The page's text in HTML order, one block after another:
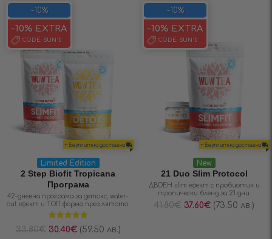
+ Безплатна доставка
-10%
-10% EXTRA
CODE: SUN10
Limited Edition
2 Step Biofit Tropicana
Програма
42-дневна програма за детокс, water-
out ефект и ТОП форма през лятото.
Оценено на
4.89от 5
33.80€ 30.40€ (59.50 лв.)
+ Безплатна доставка
-10%
-10% EXTRA
CODE: SUN10
New
21 Duo Slim Protocol
ДВОЕН slim ефект с пробиотик и
тропически бленд за 21 дни.
41.80€ 37.60€ (73.50 лв.)